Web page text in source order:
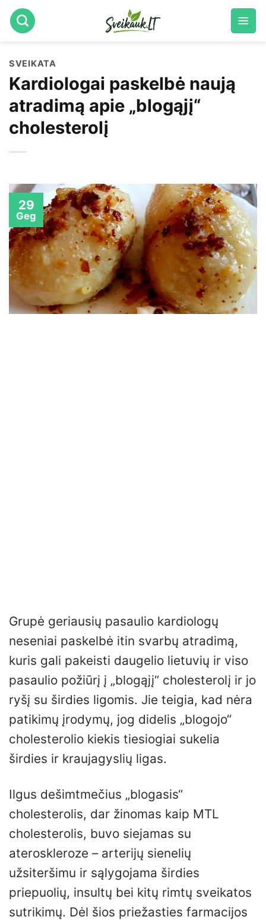
Skip
to
SVEIKATA
Kardiologai paskelbė naują
atradimą apie „blogąjį“
cholesterolį
29
Geg
Grupė geriausių pasaulio kardiologų
neseniai paskelbė itin svarbų atradimą,
kuris gali pakeisti daugelio lietuvių ir viso
pasaulio požiūrį į „blogąjį“ cholesterolį ir jo
ryšį su širdies ligomis. Jie teigia, kad nėra
patikimų įrodymų, jog didelis „blogojo“
cholesterolio kiekis tiesiogiai sukelia
širdies ir kraujagyslių ligas.
Ilgus dešimtmečius „blogasis“
cholesterolis, dar žinomas kaip MTL
cholesterolis, buvo siejamas su
ateroskleroze – arterijų sienelių
užsiteršimu ir sąlygojama širdies
priepuolių, insultų bei kitų rimtų sveikatos
sutrikimų. Dėl šios priežasties farmacijos